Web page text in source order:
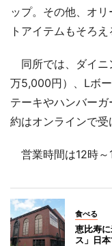
ップ。その他、オ
トアイテムもそろえ
同所では、ダイニ
万5,000円）、Lボ
テーキやハンバー
約はオンラインで受
営業時間は12時～
食べる
恵比寿
ス」日